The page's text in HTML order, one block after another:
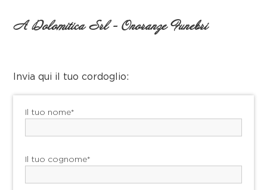
A Dolomitica Srl - Onoranze Funebri
Invia qui il tuo cordoglio:
Il tuo nome*
Il tuo cognome*